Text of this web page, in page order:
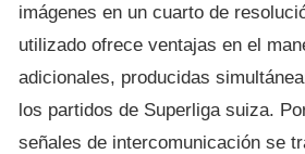
imágenes en un cuarto de
utilizado ofrece ventajas en el
adicionales, producidas
los partidos de Superliga suiza.
señales de intercomunicación se